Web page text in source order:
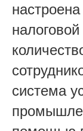
система